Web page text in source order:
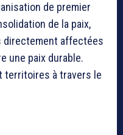
de premier
de la paix,
directement affectées
une paix durable.
territoires à travers le